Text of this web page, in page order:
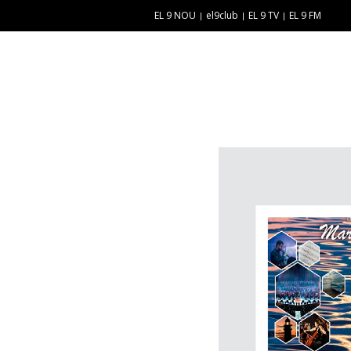
EL 9 NOU el9club EL 9 TV EL 9 FM